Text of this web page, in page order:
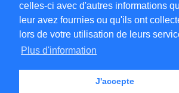
celles-ci avec d'autres informations
leur avez fournies ou qu'ils ont
lors de votre utilisation de leurs
Plus d'information
J'accepte
Annuaire en ligne Légales